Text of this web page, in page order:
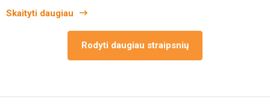
Skaityti daugiau
Rodyti daugiau straipsnių